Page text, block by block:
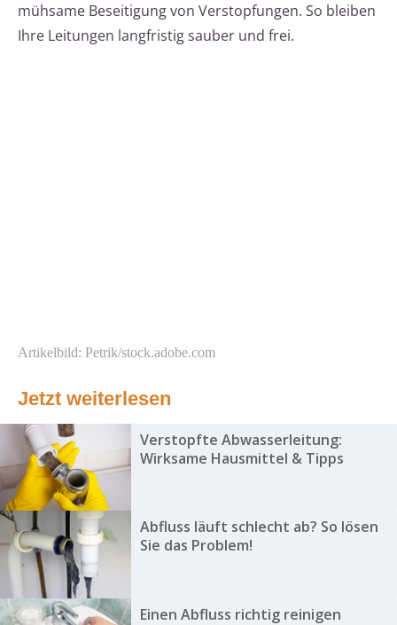
mühsame Beseitigung von Verstopfungen. So bleiben
Ihre Leitungen langfristig sauber und frei.
Artikelbild: Petrik/stock.adobe.com
Jetzt weiterlesen
Verstopfte Abwasserleitung:
Wirksame Hausmittel & Tipps
Abfluss läuft schlecht ab? So lösen
Sie das Problem!
Einen Abfluss richtig reinigen